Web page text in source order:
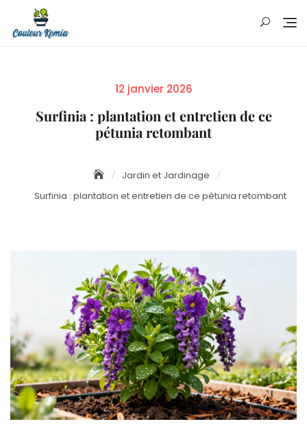
content
Posted
12 janvier 2026
Surfinia : plantation et entretien de ce
pétunia retombant
Jardin et Jardinage
Surfinia : plantation et entretien de ce pétunia retombant